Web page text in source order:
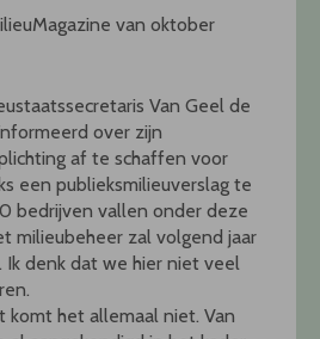
van oktober
Van Geel de
over zijn
af te schaffen voor
een publieksmilieuverslag te
bedrijven vallen onder deze
milieubeheer zal volgend jaar
Ik denk dat we hier niet veel
komt het allemaal niet. Van